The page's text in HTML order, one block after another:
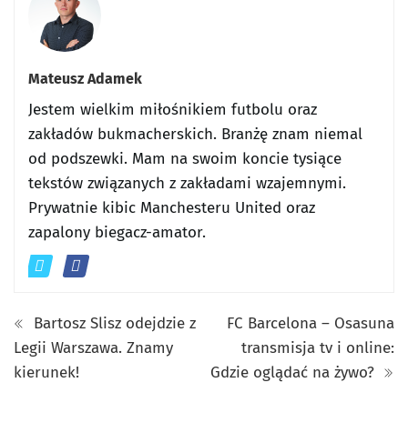
Mateusz Adamek
Jestem wielkim miłośnikiem futbolu oraz
zakładów bukmacherskich. Branżę znam niemal
od podszewki. Mam na swoim koncie tysiące
tekstów związanych z zakładami wzajemnymi.
Prywatnie kibic Manchesteru United oraz
zapalony biegacz-amator.
Bartosz Slisz odejdzie z
Legii Warszawa. Znamy
kierunek!
FC Barcelona – Osasuna
transmisja tv i online:
Gdzie oglądać na żywo?